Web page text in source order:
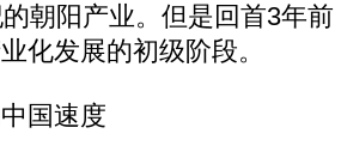
朝阳产业。但是回首3年
化发展的初级阶段。
国速度